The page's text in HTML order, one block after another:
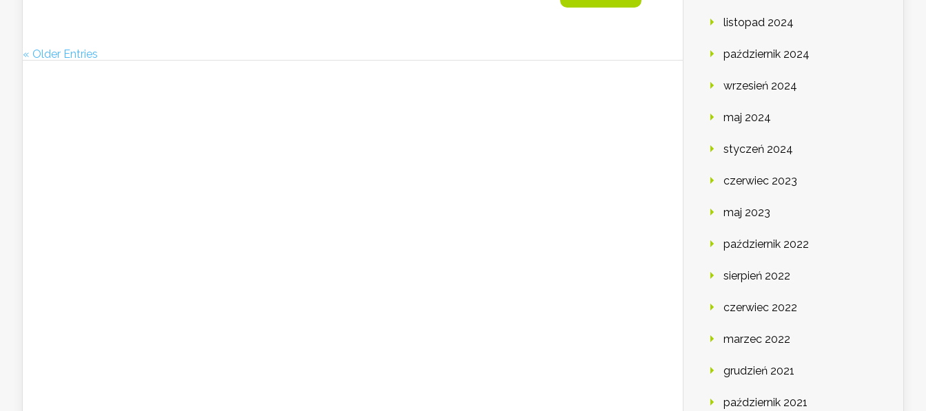
« Older Entries
listopad 2024
październik 2024
wrzesień 2024
maj 2024
styczeń 2024
czerwiec 2023
maj 2023
październik 2022
sierpień 2022
czerwiec 2022
marzec 2022
grudzień 2021
październik 2021